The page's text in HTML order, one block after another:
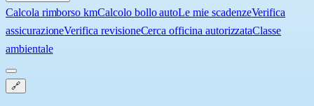
Calcola rimborso kmCalcolo bollo autoLe mie scadenzeVerifica
assicurazioneVerifica revisioneCerca officina autorizzataClasse
ambientale
🔗